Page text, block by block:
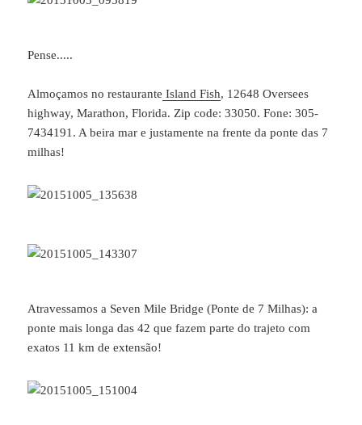
Pense.....
Almoçamos no restaurante Island Fish, 12648 Oversees
highway, Marathon, Florida. Zip code: 33050. Fone: 305-
7434191. A beira mar e justamente na frente da ponte das 7
milhas!
Atravessamos a Seven Mile Bridge (Ponte de 7 Milhas): a
ponte mais longa das 42 que fazem parte do trajeto com
exatos 11 km de extensão!